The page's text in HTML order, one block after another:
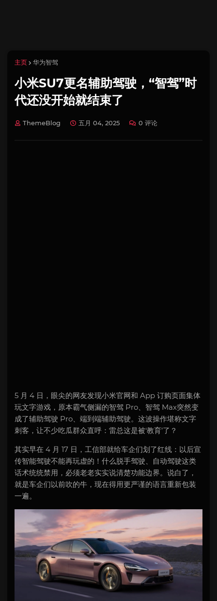
主页 华为智驾
小米SU7更名辅助驾驶，“智驾”时
代还没开始就结束了
ThemeBlog 五月 04, 2025 0 评论
5 月 4 日，眼尖的网友发现小米官网和 App 订购页面集体
玩文字游戏，原本霸气侧漏的智驾 Pro、智驾 Max突然变
成了辅助驾驶 Pro、端到端辅助驾驶。这波操作堪称文字
刺客，让不少吃瓜群众直呼：雷总这是被‘教育’了？
其实早在 4 月 17 日，工信部就给车企们划了红线：以后宣
传智能驾驶不能再玩虚的！什么脱手驾驶、自动驾驶这类
话术统统禁用，必须老老实实说清楚功能边界。说白了，
就是车企们以前吹的牛，现在得用更严谨的语言重新包装
一遍。